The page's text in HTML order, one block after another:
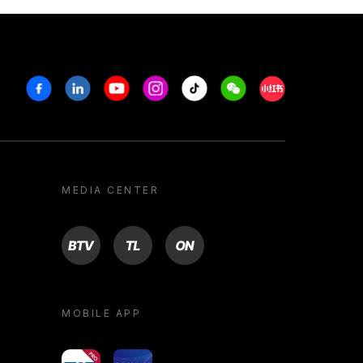
FacebookLinkedinYoutubeInstagram
Tiktok WeechatXiaohongshu/
MEDIA CENTER
BTV TL ON
MOBILE APP
yoU@B Campus VR